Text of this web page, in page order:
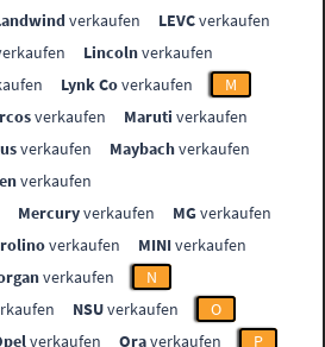
verkaufen LEVCverkaufen
Lincolnverkaufen
Lynk Coverkaufen
M
verkaufen Maruti verkaufen
verkaufen Maybachverkaufen
verkaufen
Mercuryverkaufen MGverkaufen
verkaufen MINIverkaufen
verkaufen
N
NSUverkaufen
O
verkaufen Oraverkaufen
P